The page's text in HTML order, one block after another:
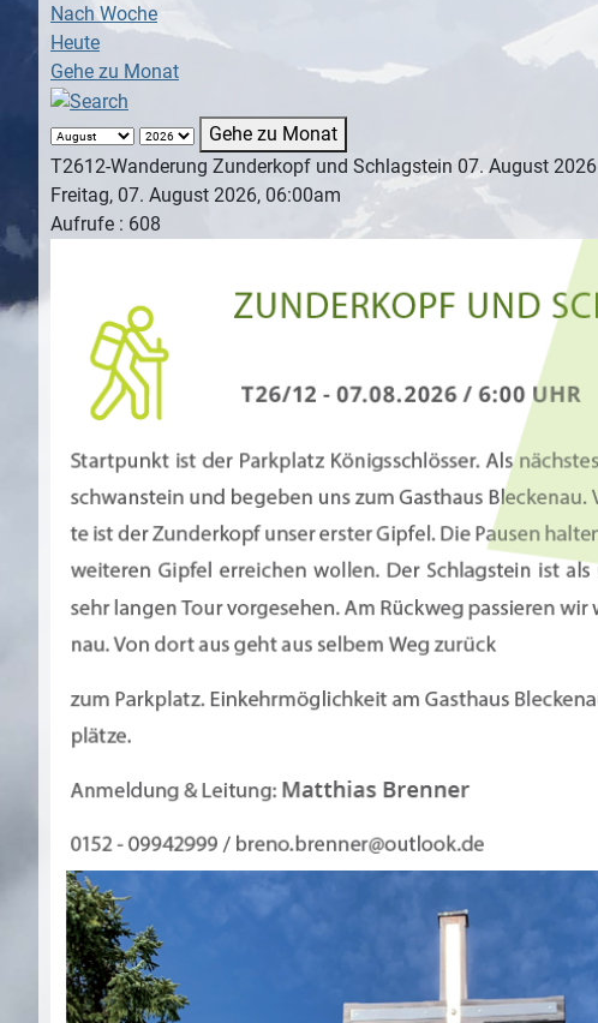
Nach Woche
Heute
Gehe zu Monat
Gehe zu Monat
T2612-Wanderung Zunderkopf und Schlagstein 07. August 2026
Freitag, 07. August 2026, 06:00am
Aufrufe : 608